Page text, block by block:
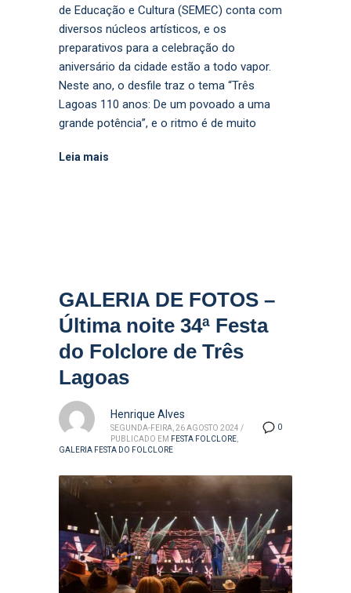
de Educação e Cultura (SEMEC) conta com
diversos núcleos artísticos, e os
preparativos para a celebração do
aniversário da cidade estão a todo vapor.
Neste ano, o desfile traz o tema “Três
Lagoas 110 anos: De um povoado a uma
grande potência”, e o ritmo é de muito
Leia mais
GALERIA DE FOTOS –
Última noite 34ª Festa
do Folclore de Três
Lagoas
0
Henrique Alves
SEGUNDA-FEIRA, 26 AGOSTO 2024 /
PUBLICADO EM FESTA FOLCLORE,
GALERIA FESTA DO FOLCLORE